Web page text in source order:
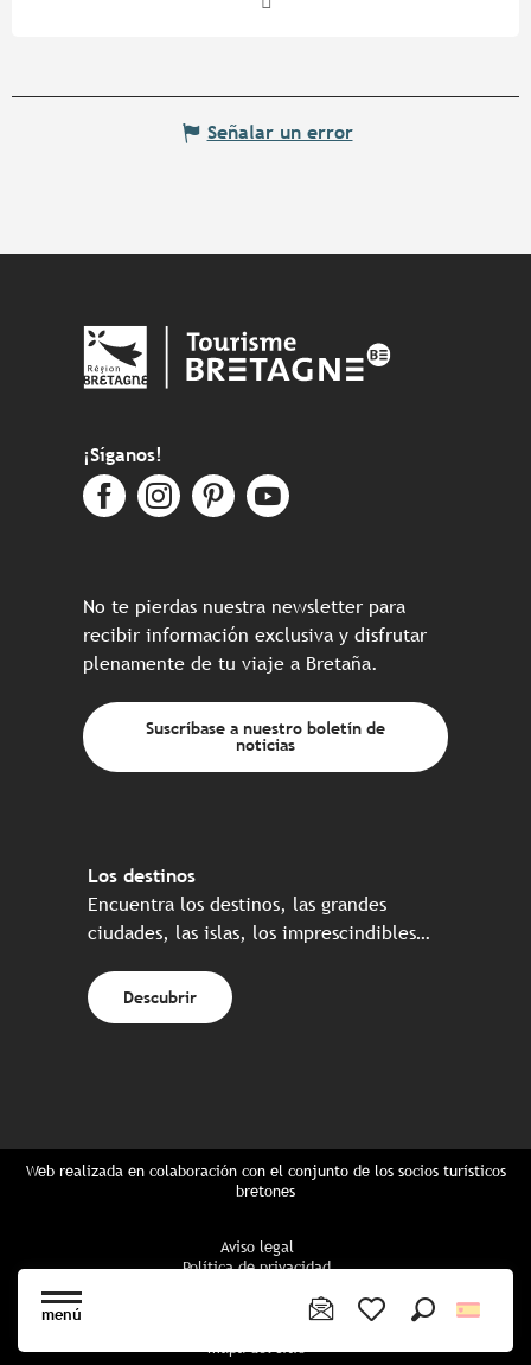
menú
Señalar un error
¡Síganos!
No te pierdas nuestra newsletter para
recibir información exclusiva y disfrutar
plenamente de tu viaje a Bretaña.
Suscríbase a nuestro boletín de
noticias
Los destinos
Encuentra los destinos, las grandes
ciudades, las islas, los imprescindibles…
Descubrir
Web realizada en colaboración con el conjunto de los socios turísticos
bretones
Aviso legal
Política de privacidad
Configuración de cookies
mapa del sitio